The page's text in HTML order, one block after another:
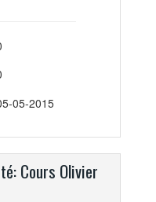
05-2015
Cours Olivier